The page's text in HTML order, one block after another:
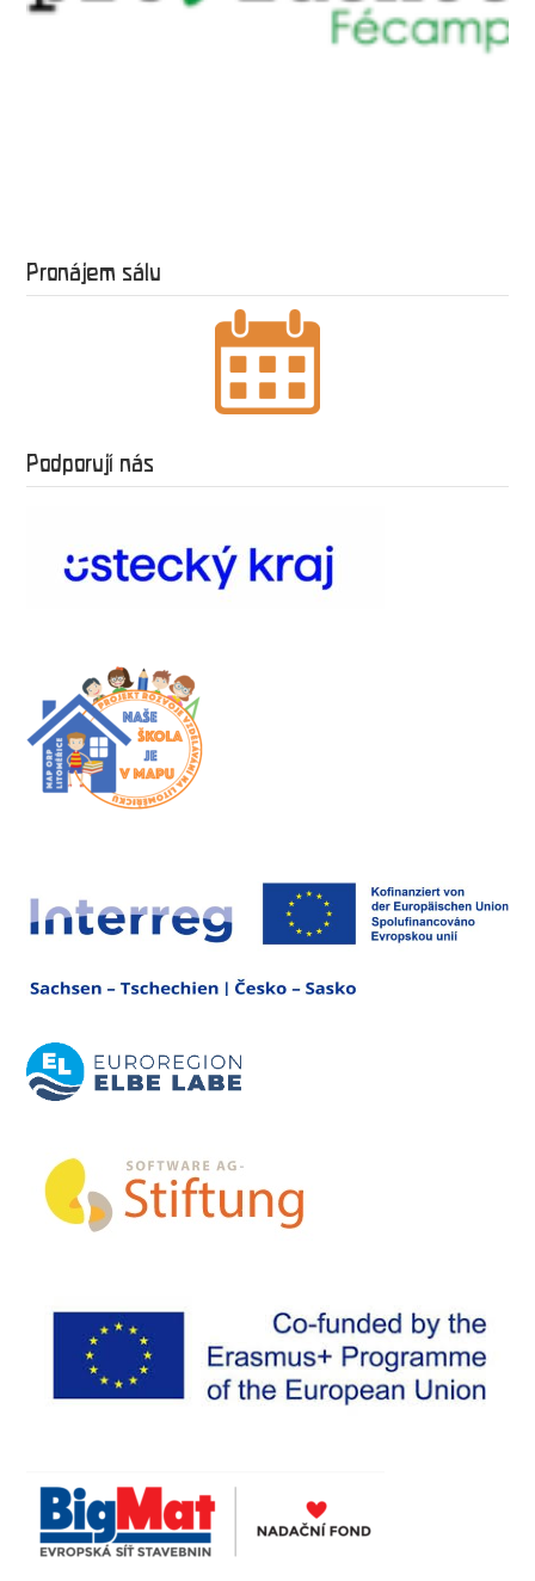
Pronájem sálu
Podporují nás